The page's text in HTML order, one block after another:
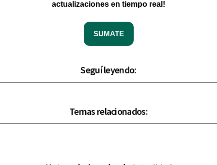
actualizaciones en tiempo real!
SUMATE
Seguí leyendo:
Temas relacionados: